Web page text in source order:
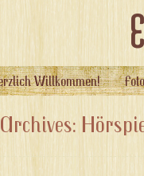
Willkommen!